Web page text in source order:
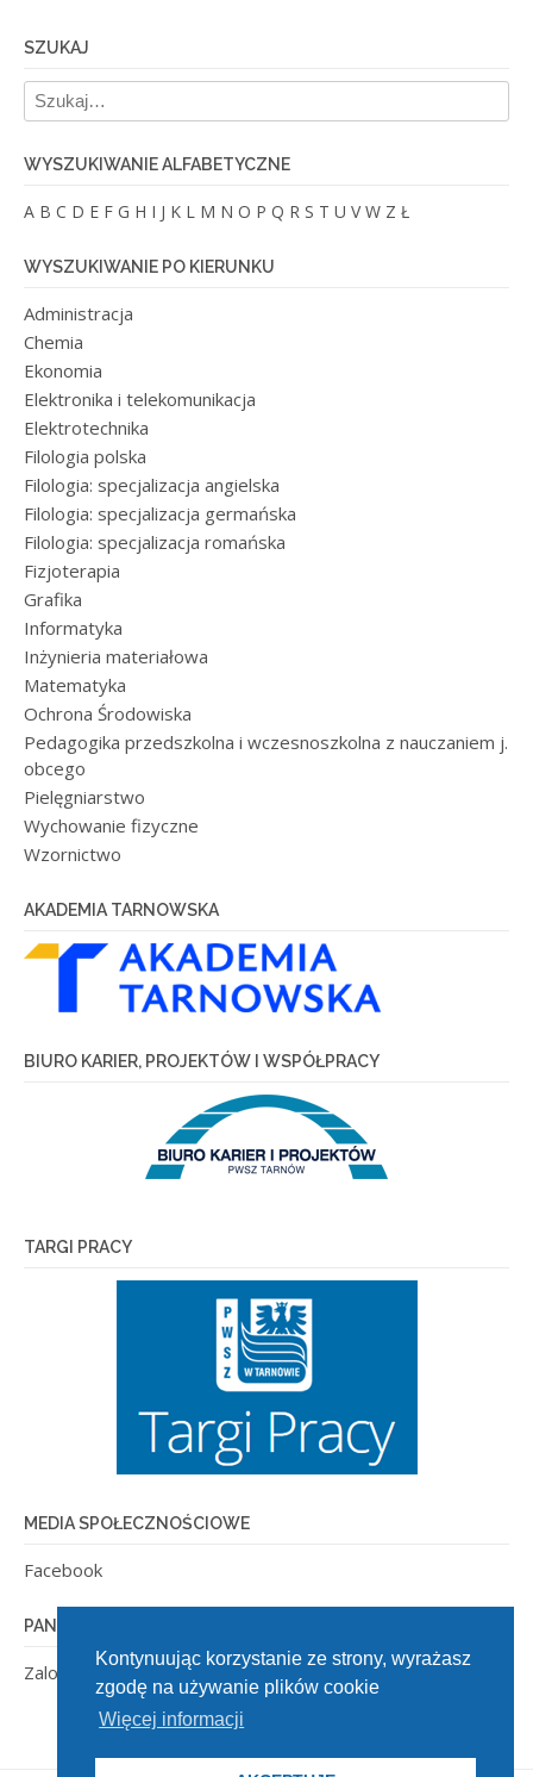
SZUKAJ
WYSZUKIWANIE ALFABETYCZNE
A B C D E F G H I J K L M N O P Q R S T U V W Z Ł
WYSZUKIWANIE PO KIERUNKU
Administracja
Chemia
Ekonomia
Elektronika i telekomunikacja
Elektrotechnika
Filologia polska
Filologia: specjalizacja angielska
Filologia: specjalizacja germańska
Filologia: specjalizacja romańska
Fizjoterapia
Grafika
Informatyka
Inżynieria materiałowa
Matematyka
Ochrona Środowiska
Pedagogika przedszkolna i wczesnoszkolna z nauczaniem j.
obcego
Pielęgniarstwo
Wychowanie fizyczne
Wzornictwo
AKADEMIA TARNOWSKA
BIURO KARIER, PROJEKTÓW I WSPÓŁPRACY
TARGI PRACY
MEDIA SPOŁECZNOŚCIOWE
Facebook
PANEL ADMINISTRACYJNY
Zaloguj się
Kontynuując korzystanie ze strony, wyrażasz
zgodę na używanie plików cookie
Więcej informacji